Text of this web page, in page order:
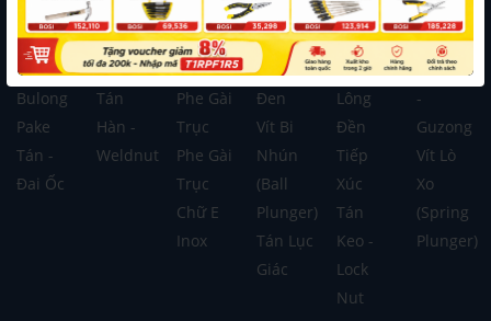
Bulong
Mạ Đặc
Biệt 8.8
Bulong
Pake
Tán -
Đai Ốc
Đền
Phe Gài
Tán
Hàn -
Weldnut
Đền
Răng
Phe Gài
Trục
Phe Gài
Trục
Chữ E
Inox
Lông
Đền
Phẳng
Đen
Vít Bi
Nhún
(Ball
Plunger)
Tán Lục
Giác
Tán
Keo
Inox
Lông
Đền
Tiếp
Xúc
Tán
Keo -
Lock
Nut
Vít Tự
Khoan
Ty Ren
-
Guzong
Vít Lò
Xo
(Spring
Plunger)